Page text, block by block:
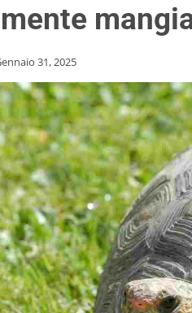
31, 2025